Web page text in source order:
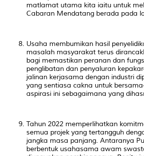
matlamat utama kita iaitu untuk
Cabaran Mendatang berada pada
Usaha membumikan hasil
masalah masyarakat terus
bagi memastikan peranan dan
penglibatan dan penyaluran
jalinan kerjasama dengan industri
yang sentiasa cakna untuk
aspirasi ini sebagaimana yang
Tahun 2022 memperlihatkan
semua projek yang tertangguh
jangka masa panjang. Antaranya
berbentuk usahasama awam